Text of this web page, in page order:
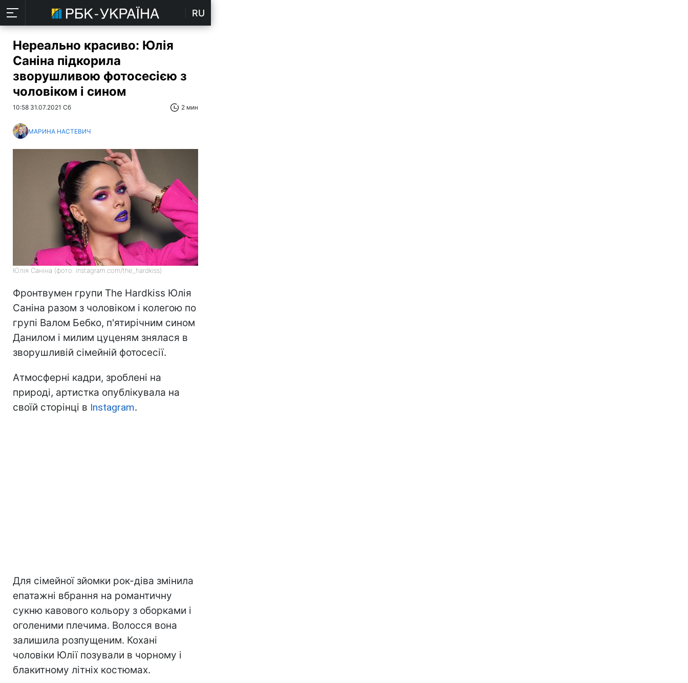
RU
Нереально красиво: Юлія
Саніна підкорила
зворушливою фотосесією з
чоловіком і сином
10:58 31.07.2021 Сб 2 мин
МАРИНА НАСТЕВИЧ
Юлія Саніна (фото: instagram.com/the_hardkiss)
Фронтвумен групи The Hardkiss Юлія
Саніна разом з чоловіком і колегою по
групі Валом Бебко, п'ятирічним сином
Данилом і милим цуценям знялася в
зворушливій сімейній фотосесії.
Атмосферні кадри, зроблені на
природі, артистка опублікувала на
своїй сторінці в Instagram.
Для сімейної зйомки рок-діва змінила
епатажні вбрання на романтичну
сукню кавового кольору з оборками і
оголеними плечима. Волосся вона
залишила розпущеним. Кохані
чоловіки Юлії позували в чорному і
блакитному літніх костюмах.